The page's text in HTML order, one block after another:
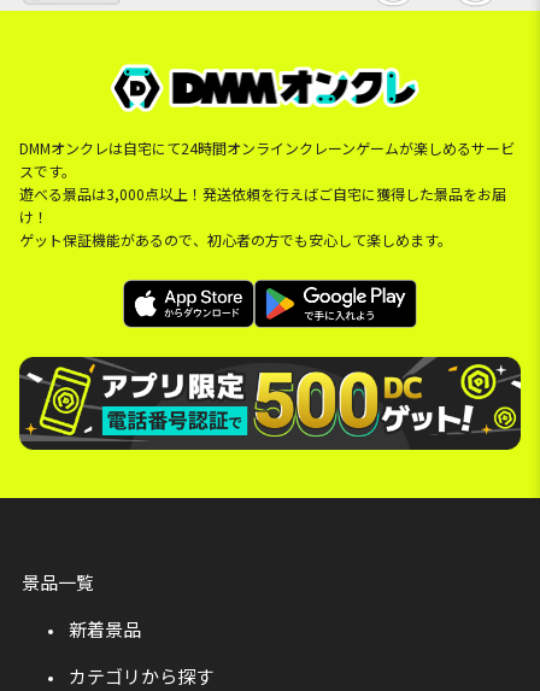
DMMオンクレは自宅にて24時間オンラインクレーンゲームが楽しめるサービ
スです。
遊べる景品は3,000点以上！発送依頼を行えばご自宅に獲得した景品をお届
け！
ゲット保証機能があるので、初心者の方でも安心して楽しめます。
景品一覧
新着景品
カテゴリから探す